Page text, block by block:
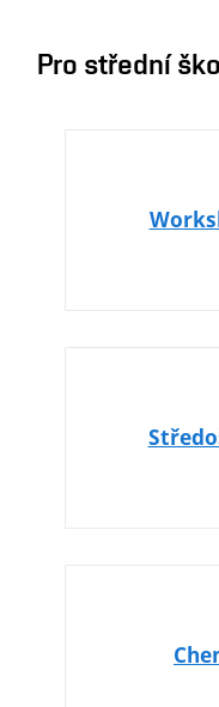
Pro střední